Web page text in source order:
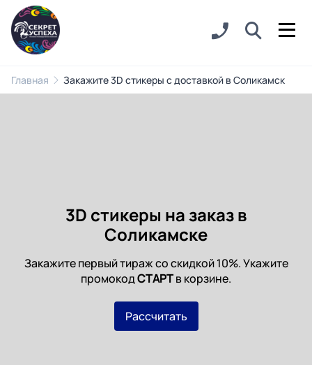
Главная Закажите 3D стикеры с доставкой в Соликамск
3D стикеры на заказ в
Соликамске
Закажите первый тираж со скидкой 10%. Укажите
промокодСТАРТв корзине.
Рассчитать